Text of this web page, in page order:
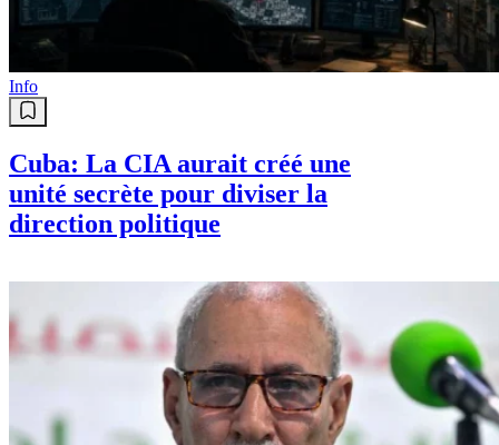
Info
Cuba: La CIA aurait créé une
unité secrète pour diviser la
direction politique